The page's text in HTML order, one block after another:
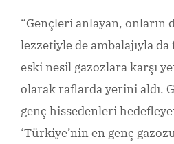
“Gençleri anlayan, onların
lezzetiyle de ambalajıyla
eski nesil gazozlara karşı
olarak raflarda yerini aldı.
genç hissedenleri
‘Türkiye’nin en genç